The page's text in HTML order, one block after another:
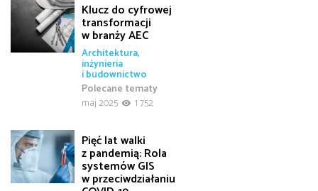
Klucz do cyfrowej
transformacji
w branży AEC
Architektura,
inżynieria
i budownictwo
Polecane tematy
maj 2025
1 752
Pięć lat walki
z pandemią: Rola
systemów GIS
w przeciwdziałaniu